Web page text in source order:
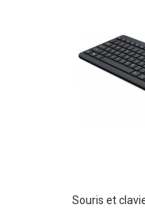
Souris et